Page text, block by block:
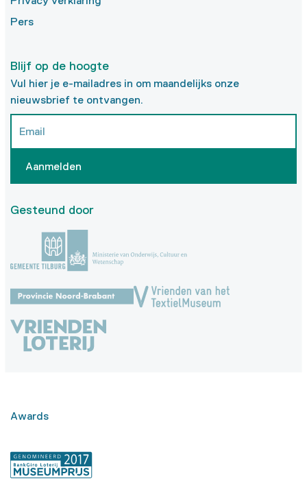
Pers
Blijf op de hoogte
Vul hier je e-mailadres in om maandelijks onze
nieuwsbrief te ontvangen.
Aanmelden
Gesteund door
Awards